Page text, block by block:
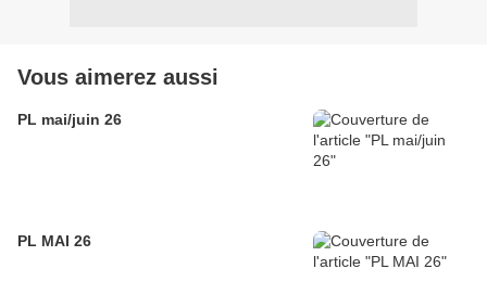
Vous aimerez aussi
PL mai/juin 26
PL MAI 26